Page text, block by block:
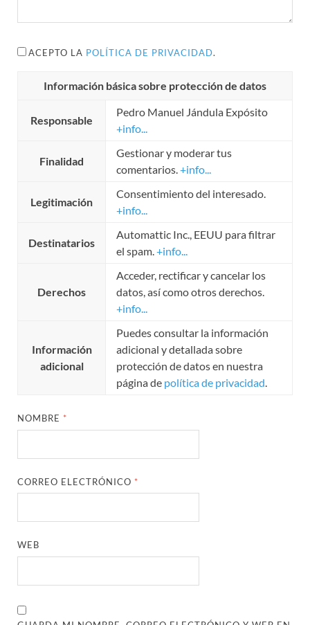
ACEPTO LA POLÍTICA DE PRIVACIDAD.
Información básica sobre protección de datos
Responsable
Pedro Manuel Jándula Expósito
+info...
Finalidad
Gestionar y moderar tus
comentarios.+info...
Legitimación
Consentimiento del interesado.
+info...
Destinatarios
Automattic Inc., EEUU para filtrar
el spam.+info...
Derechos
Acceder, rectificar y cancelar los
datos, así como otros derechos.
+info...
Información
adicional
Puedes consultar la información
adicional y detallada sobre
protección de datos en nuestra
página de política de privacidad.
NOMBRE *
CORREO ELECTRÓNICO *
WEB